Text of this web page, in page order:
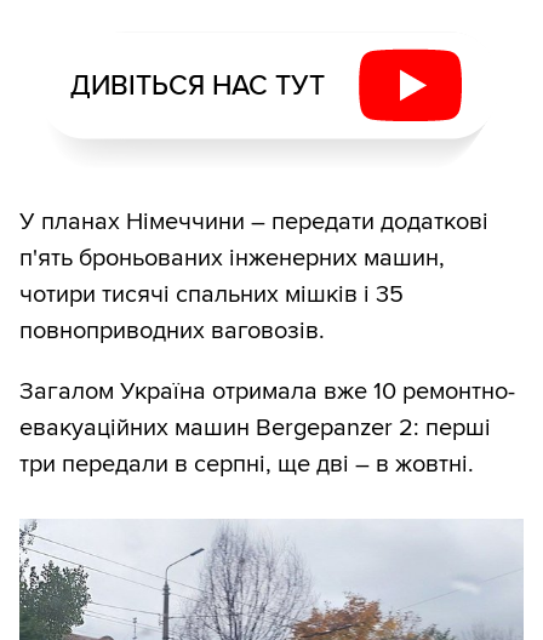
ДИВІТЬСЯ НАС ТУТ
У планах Німеччини – передати додаткові
п'ять броньованих інженерних машин,
чотири тисячі спальних мішків і 35
повноприводних ваговозів.
Загалом Україна отримала вже 10 ремонтно-
евакуаційних машин Bergepanzer 2: перші
три передали в серпні, ще дві – в жовтні.